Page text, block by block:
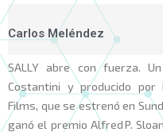
Carlos Meléndez
SALLY abre con fuerza.
Costantini y producido por
Films, que se estrenó en
ganó el premio Alfred P.